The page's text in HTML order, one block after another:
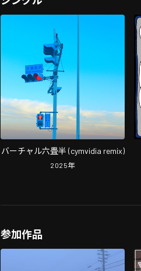
バーチャル六畳半 (cymvidia remix)
2025年
参加作品